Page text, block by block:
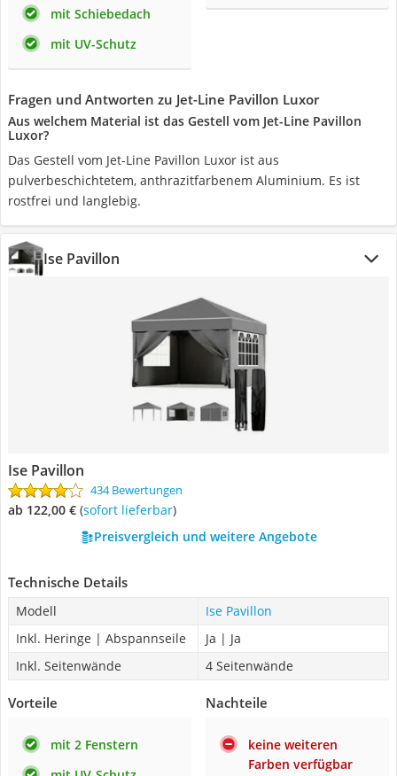
mit Schiebedach
mit UV-Schutz
Fragen und Antworten zu Jet-Line Pavillon Luxor
Aus welchem Material ist das Gestell vom Jet-Line Pavillon
Luxor?
Das Gestell vom Jet-Line Pavillon Luxor ist aus
pulverbeschichtetem, anthrazitfarbenem Aluminium. Es ist
rostfrei und langlebig.
Ise Pavillon
Ise Pavillon
434 Bewertungen
ab 122,00 € ( Sofort lieferbar)
Preisvergleich und weitere Angebote
Technische Details
Modell
Ise Pavillon
Inkl. Heringe | Abspannseile
Ja | Ja
Inkl. Seitenwände
4 Seitenwände
Vorteile
mit 2 Fenstern
Nachteile
keine weiteren
Farben verfügbar